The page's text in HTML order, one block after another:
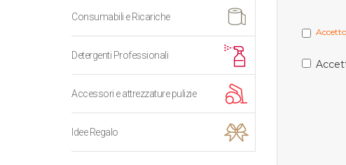
Consumabili e Ricariche
Detergenti Professionali
Accessori e attrezzature pulizie
Idee Regalo